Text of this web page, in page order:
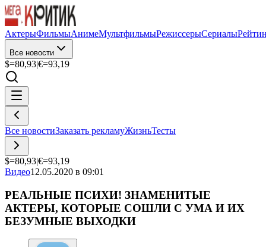
АктерыФильмыАнимеМультфильмыРежиссерыСериалы
Все новости
$=80,93|€=93,19
Все новостиЗаказать рекламуЖизньТесты
$=80,93|€=93,19
Видео12.05.2020 в 09:01
РЕАЛЬНЫЕ ПСИХИ! ЗНАМЕНИТЫЕ
АКТЕРЫ, КОТОРЫЕ СОШЛИ С УМА И ИХ
БЕЗУМНЫЕ ВЫХОДКИ